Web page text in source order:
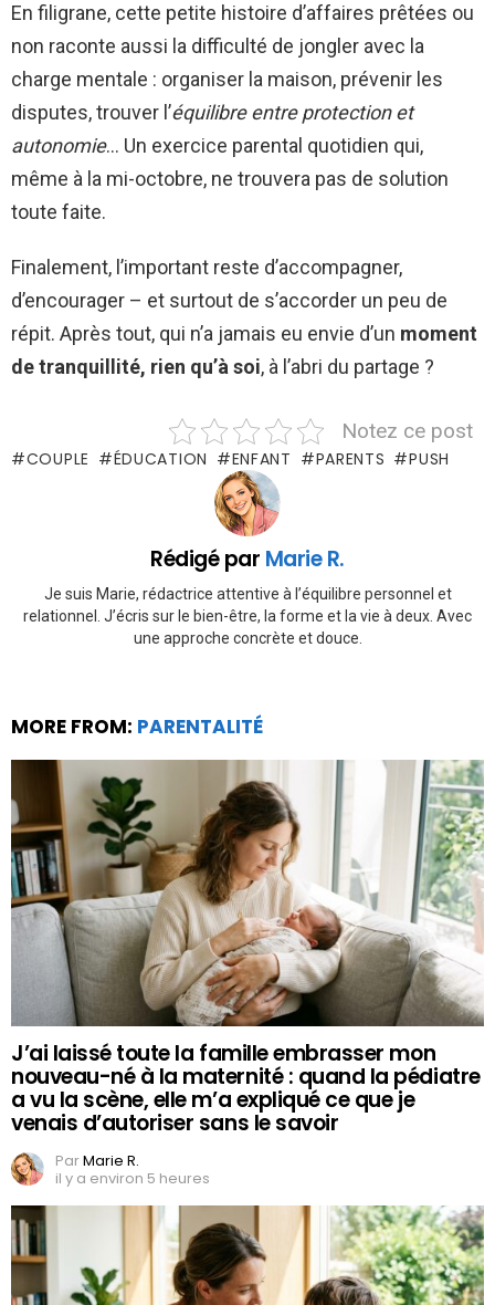
En filigrane, cette petite histoire d’affaires prêtées ou
non raconte aussi la difficulté de jongler avec la
charge mentale : organiser la maison, prévenir les
disputes, trouver l’équilibre entre protection et
autonomie… Un exercice parental quotidien qui,
même à la mi-octobre, ne trouvera pas de solution
toute faite.
Finalement, l’important reste d’accompagner,
d’encourager – et surtout de s’accorder un peu de
répit. Après tout, qui n’a jamais eu envie d’un moment
de tranquillité, rien qu’à soi, à l’abri du partage ?
Notez ce post
COUPLE ÉDUCATION ENFANT PARENTS PUSH
Rédigé par Marie R.
Je suis Marie, rédactrice attentive à l’équilibre personnel et
relationnel. J’écris sur le bien-être, la forme et la vie à deux. Avec
une approche concrète et douce.
MORE FROM: PARENTALITÉ
J’ai laissé toute la famille embrasser mon
nouveau-né à la maternité : quand la pédiatre
a vu la scène, elle m’a expliqué ce que je
venais d’autoriser sans le savoir
ParMarie R.
il y a environ 5 heures